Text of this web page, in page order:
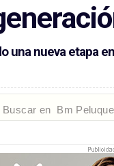
una nueva etapa